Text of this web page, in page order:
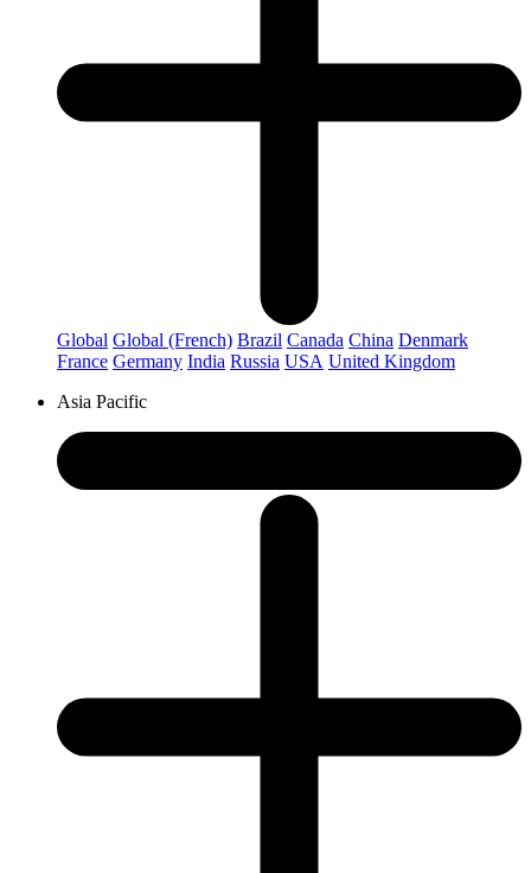
Global Global (French) Brazil Canada China Denmark
France Germany India Russia USA United Kingdom
Asia Pacific